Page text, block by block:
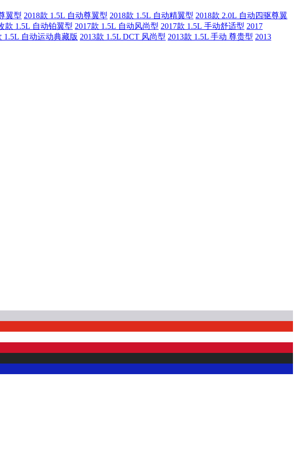
翼型 2018款 1.5L 自动尊翼型 2018款 1.5L 自动精翼型 2018款 2.0L 自动四驱尊翼
款 1.5L 自动铂翼型 2017款 1.5L 自动风尚型 2017款 1.5L 手动舒适型 2017
1.5L 自动运动典藏版 2013款 1.5L DCT 风尚型 2013款 1.5L 手动 尊贵型 2013